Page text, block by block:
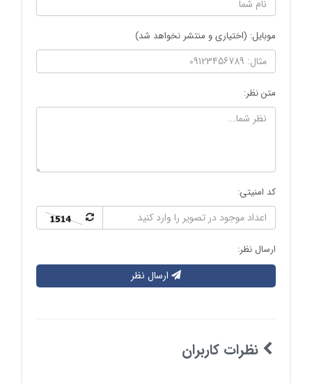
موبایل: (اختیاری و منتشر نخواهد شد)
متن نظر:
کد امنیتی:
ارسال نظر:
ارسال نظر
نظرات کاربران